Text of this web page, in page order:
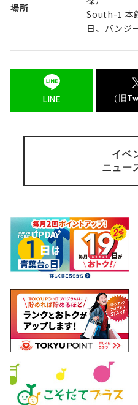
場所
South-1 本
日、バンジ
LINE （旧
イベ
ニュー